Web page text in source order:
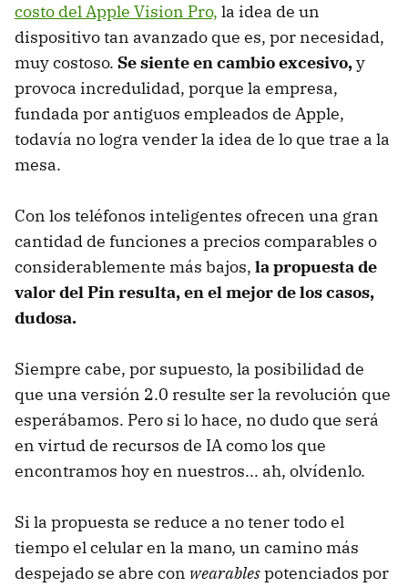
costo del Apple Vision Pro, la idea de un
dispositivo tan avanzado que es, por necesidad,
muy costoso. Se siente en cambio excesivo,y
provoca incredulidad, porque la empresa,
fundada por antiguos empleados de Apple,
todavía no logra vender la idea de lo que trae a la
mesa.
Con los teléfonos inteligentes ofrecen una gran
cantidad de funciones a precios comparables o
considerablemente más bajos, la propuesta de
valor del Pin resulta, en el mejor de los casos,
dudosa.
Siempre cabe, por supuesto, la posibilidad de
que una versión 2.0 resulte ser la revolución que
esperábamos. Pero si lo hace, no dudo que será
en virtud de recursos de IA como los que
encontramos hoy en nuestros... ah, olvídenlo.
Si la propuesta se reduce a no tener todo el
tiempo el celular en la mano, un camino más
despejado se abre con wearablespotenciados por